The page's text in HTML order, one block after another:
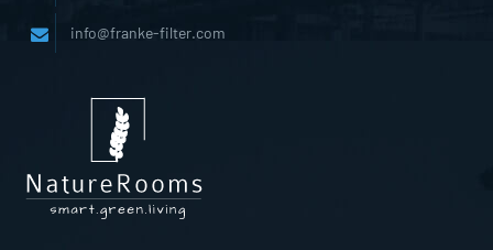
info@franke-filter.com